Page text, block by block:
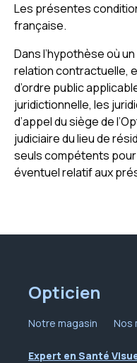
Les présentes
française.
Dans l’hypothèse où
relation contractuelle,
d’ordre public
juridictionnelle, les
d’appel du siège de
judiciaire du lieu de
seuls compétents
éventuel relatif aux
Opticien
Notre magasin Nos
Expert en Santé